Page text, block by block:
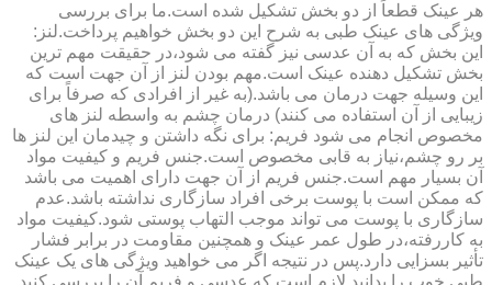
هر عینک قطعاً از دو بخش تشکیل شده است.ما برای بررسی
ویژگی های عینک طبی به شرح این دو بخش خواهیم پرداخت.لنز:
این بخش که به آن عدسی نیز گفته می شود،در حقیقت مهم ترین
بخش تشکیل دهنده عینک است.مهم بودن لنز از آن جهت است که
این وسیله جهت درمان می باشد.(به غیر از افرادی که صرفاً برای
زیبایی از آن استفاده می کنند) درمان چشم به واسطه لنز های
مخصوص انجام می شود فریم: برای نگه داشتن و چیدمان این لنز ها
بر رو چشم،نیاز به قابی مخصوص است.جنس فریم و کیفیت مواد
آن بسیار مهم است.جنس فریم از آن جهت دارای اهمیت می باشد
که ممکن است با پوست برخی افراد سازگاری نداشته باشد.عدم
سازگاری با پوست می تواند موجب التهاب پوستی شود.کیفیت مواد
به کاررفته،در طول عمر عینک و همچنین مقاومت در برابر فشار
تأثیر بسزایی دارد.پس در نتیجه اگر می خواهید ویژگی های یک عینک